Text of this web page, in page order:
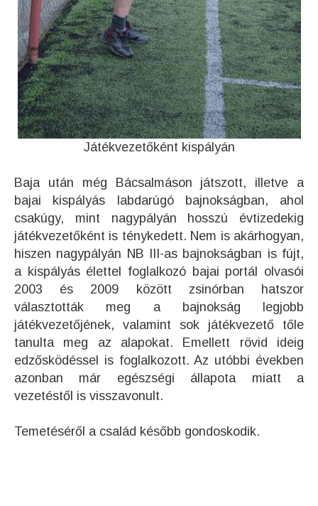
Játékvezetőként kispályán
Baja után még Bácsalmáson játszott, illetve a
bajai kispályás labdarúgó bajnokságban, ahol
csakúgy, mint nagypályán hosszú évtizedekig
játékvezetőként is ténykedett. Nem is akárhogyan,
hiszen nagypályán NB III-as bajnokságban is fújt,
a kispályás élettel foglalkozó bajai portál olvasói
2003 és 2009 között zsinórban hatszor
választották meg a bajnokság legjobb
játékvezetőjének, valamint sok játékvezető tőle
tanulta meg az alapokat. Emellett rövid ideig
edzősködéssel is foglalkozott. Az utóbbi években
azonban már egészségi állapota miatt a
vezetéstől is visszavonult.
Temetéséről a család később gondoskodik.